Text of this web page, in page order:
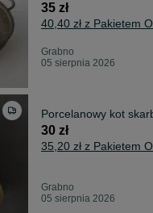
35 zł
40,40 zł z Pakietem
Grabno
05 sierpnia 2026
Porcelanowy kot
30 zł
35,20 zł z Pakietem
Grabno
05 sierpnia 2026